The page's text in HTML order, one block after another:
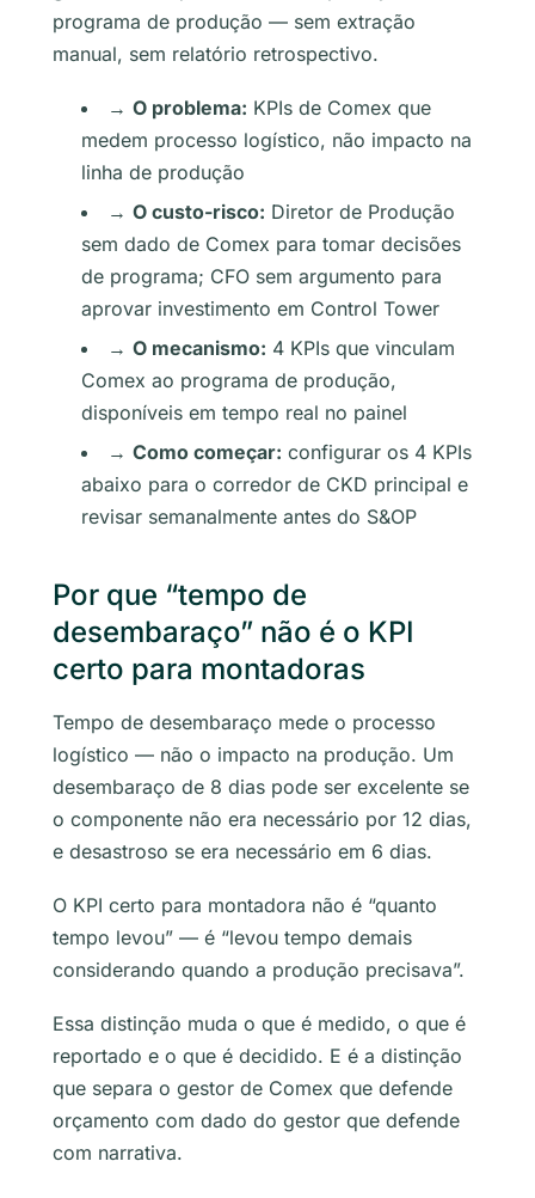
programa de produção — sem extração
manual, sem relatório retrospectivo.
→ O problema: KPIs de Comex que
medem processo logístico, não impacto na
linha de produção
→ O custo-risco: Diretor de Produção
sem dado de Comex para tomar decisões
de programa; CFO sem argumento para
aprovar investimento em Control Tower
→ O mecanismo: 4 KPIs que vinculam
Comex ao programa de produção,
disponíveis em tempo real no painel
→ Como começar: configurar os 4 KPIs
abaixo para o corredor de CKD principal e
revisar semanalmente antes do S&OP
Por que “tempo de
desembaraço” não é o KPI
certo para montadoras
Tempo de desembaraço mede o processo
logístico — não o impacto na produção. Um
desembaraço de 8 dias pode ser excelente se
o componente não era necessário por 12 dias,
e desastroso se era necessário em 6 dias.
O KPI certo para montadora não é “quanto
tempo levou” — é “levou tempo demais
considerando quando a produção precisava”.
Essa distinção muda o que é medido, o que é
reportado e o que é decidido. E é a distinção
que separa o gestor de Comex que defende
orçamento com dado do gestor que defende
com narrativa.